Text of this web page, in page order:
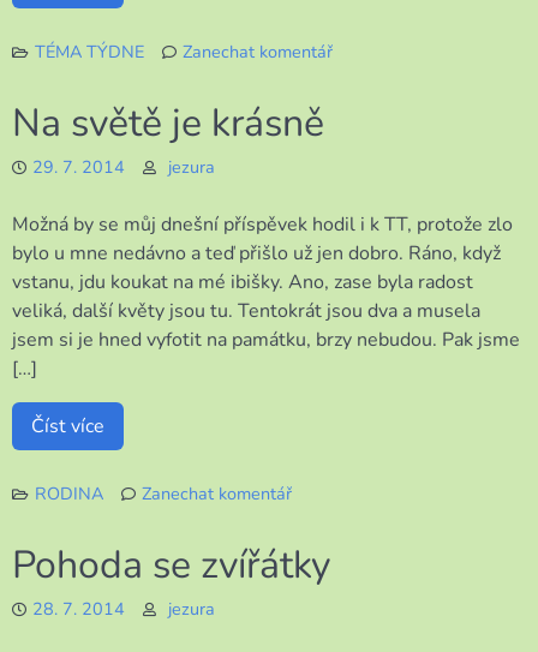
TÉMA TÝDNE
Zanechat komentář
Na světě je krásně
29. 7. 2014 jezura
Možná by se můj dnešní příspěvek hodil i k TT, protože zlo
bylo u mne nedávno a teď přišlo už jen dobro. Ráno, když
vstanu, jdu koukat na mé ibišky. Ano, zase byla radost
veliká, další květy jsou tu. Tentokrát jsou dva a musela
jsem si je hned vyfotit na památku, brzy nebudou. Pak jsme
[…]
Číst více
RODINA
Zanechat komentář
světě
Pohoda se zvířátky
28. 7. 2014 jezura